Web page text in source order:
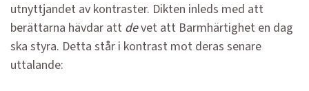
utnyttjandet av kontraster. Dikten inleds med att
berättarna hävdar att devet att Barmhärtighet en dag
ska styra. Detta står i kontrast mot deras senare
uttalande: